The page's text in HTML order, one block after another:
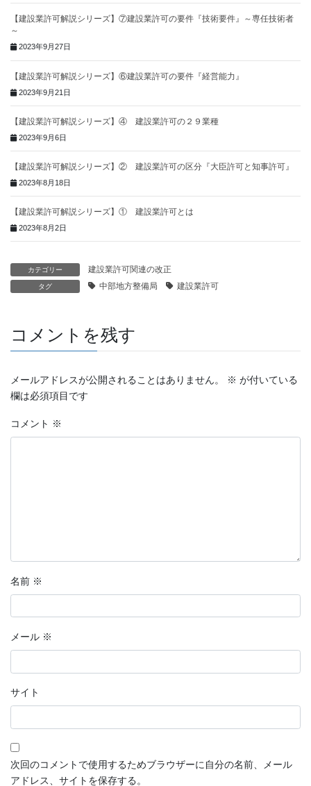
【建設業許可解説シリーズ】⑦建設業許可の要件『技術要件』～専任技術者
～
2023年9月27日
【建設業許可解説シリーズ】⑥建設業許可の要件『経営能力』
2023年9月21日
【建設業許可解説シリーズ】④ 建設業許可の２９業種
2023年9月6日
【建設業許可解説シリーズ】② 建設業許可の区分『大臣許可と知事許可』
2023年8月18日
【建設業許可解説シリーズ】① 建設業許可とは
2023年8月2日
カテゴリー 建設業許可関連の改正
タグ 中部地方整備局 建設業許可
コメントを残す
メールアドレスが公開されることはありません。 ※ が付いている
欄は必須項目です
コメント ※
名前 ※
メール ※
サイト
次回のコメントで使用するためブラウザーに自分の名前、メール
アドレス、サイトを保存する。